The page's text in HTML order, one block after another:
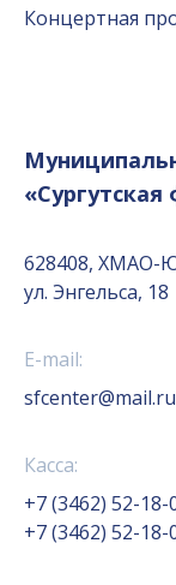
Концертная
628408, ХМАО-
ул. Энгельса, 18
E-mail:
sfcenter@mail.ru
Касса:
+7 (3462) 52-18-
+7 (3462) 52-18-